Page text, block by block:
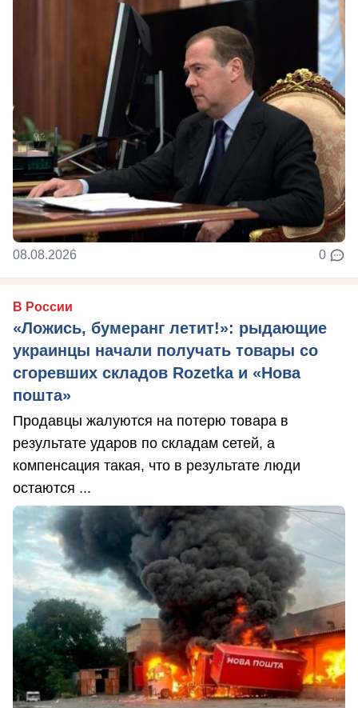
08.08.2026 0
В России
«Ложись, бумеранг летит!»: рыдающие
украинцы начали получать товары со
сгоревших складов Rozetka и «Нова
пошта»
Продавцы жалуются на потерю товара в
результате ударов по складам сетей, а
компенсация такая, что в результате люди
остаются ...